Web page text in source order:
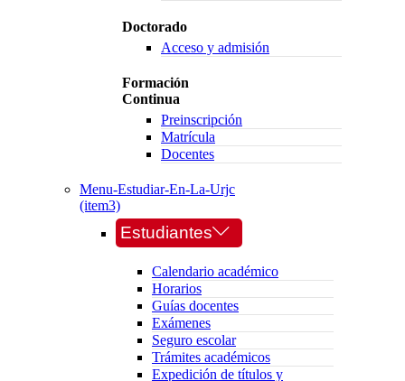
Doctorado
Acceso y admisión
Formación
Continua
Preinscripción
Matrícula
Docentes
Menu-Estudiar-En-La-Urjc
(item3)
Estudiantes
Calendario académico
Horarios
Guías docentes
Exámenes
Seguro escolar
Trámites académicos
Expedición de títulos y